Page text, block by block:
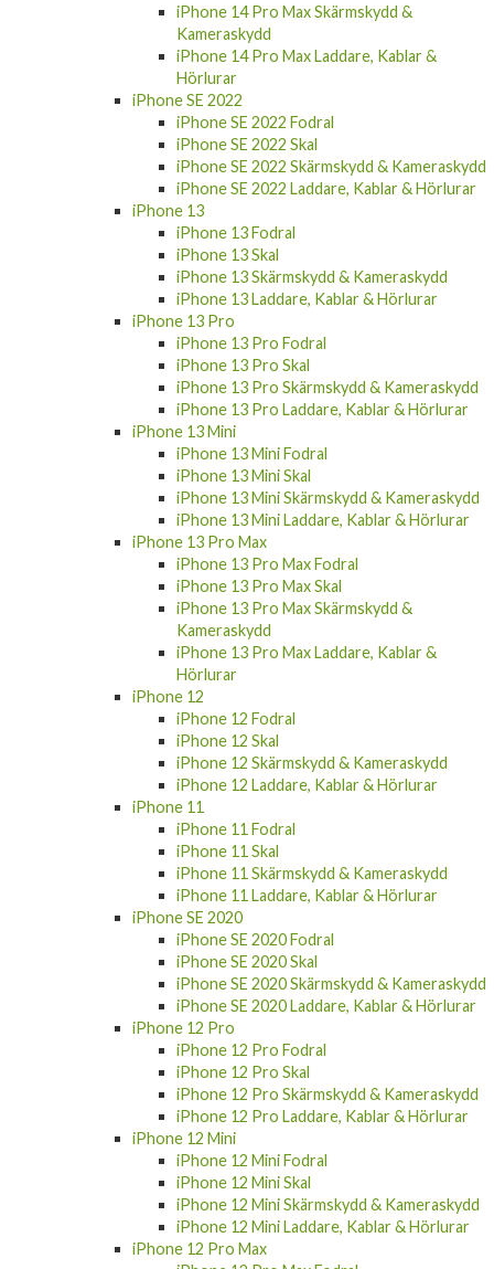
Kameraskydd
iPhone 14 Pro Max Laddare, Kablar &
Hörlurar
iPhone SE 2022
iPhone SE 2022 Fodral
iPhone SE 2022 Skal
iPhone SE 2022 Skärmskydd & Kameraskydd
iPhone SE 2022 Laddare, Kablar & Hörlurar
iPhone 13
iPhone 13 Fodral
iPhone 13 Skal
iPhone 13 Skärmskydd & Kameraskydd
iPhone 13 Laddare, Kablar & Hörlurar
iPhone 13 Pro
iPhone 13 Pro Fodral
iPhone 13 Pro Skal
iPhone 13 Pro Skärmskydd & Kameraskydd
iPhone 13 Pro Laddare, Kablar & Hörlurar
iPhone 13 Mini
iPhone 13 Mini Fodral
iPhone 13 Mini Skal
iPhone 13 Mini Skärmskydd & Kameraskydd
iPhone 13 Mini Laddare, Kablar & Hörlurar
iPhone 13 Pro Max
iPhone 13 Pro Max Fodral
iPhone 13 Pro Max Skal
iPhone 13 Pro Max Skärmskydd &
Kameraskydd
iPhone 13 Pro Max Laddare, Kablar &
Hörlurar
iPhone 12
iPhone 12 Fodral
iPhone 12 Skal
iPhone 12 Skärmskydd & Kameraskydd
iPhone 12 Laddare, Kablar & Hörlurar
iPhone 11
iPhone 11 Fodral
iPhone 11 Skal
iPhone 11 Skärmskydd & Kameraskydd
iPhone 11 Laddare, Kablar & Hörlurar
iPhone SE 2020
iPhone SE 2020 Fodral
iPhone SE 2020 Skal
iPhone SE 2020 Skärmskydd & Kameraskydd
iPhone SE 2020 Laddare, Kablar & Hörlurar
iPhone 12 Pro
iPhone 12 Pro Fodral
iPhone 12 Pro Skal
iPhone 12 Pro Skärmskydd & Kameraskydd
iPhone 12 Pro Laddare, Kablar & Hörlurar
iPhone 12 Mini
iPhone 12 Mini Fodral
iPhone 12 Mini Skal
iPhone 12 Mini Skärmskydd & Kameraskydd
iPhone 12 Mini Laddare, Kablar & Hörlurar
iPhone 12 Pro Max
iPhone 12 Pro Max Fodral